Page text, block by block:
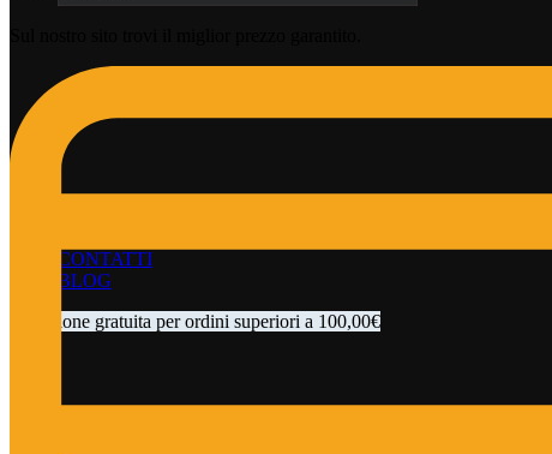
CONTATTI
BLOG
spedizione gratuita per ordini superiori a 100,00€